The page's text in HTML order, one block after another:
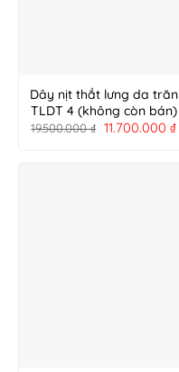
Dây nịt thắt lưng da trăn
TLDT 4 (không còn bán)
19.500.000₫ 11.700.000 ₫